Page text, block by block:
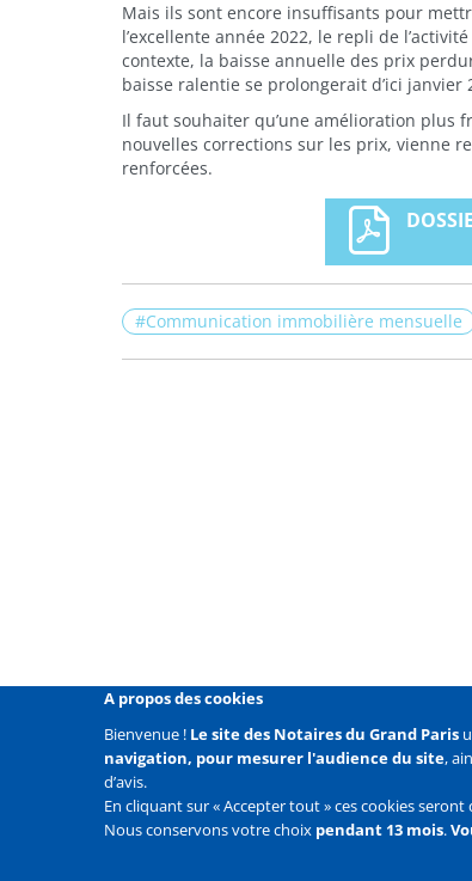
Mais ils sont encore insuffisants pour
l’excellente année 2022, le repli de
contexte, la baisse annuelle des prix
baisse ralentie se prolongerait d’ici janvier
Il faut souhaiter qu’une amélioration plus
nouvelles corrections sur les prix, vienne
renforcées.
Communication immobilière mensuelle
Liens
Mentions légales
Liens
Accueil Contact Plan du site
A propos des cookies
Bienvenue ! Le site des Notaires du Grand Paris
navigation, pour mesurer l'audience du site,
d’avis.
En cliquant sur « Accepter tout » ces cookies
Nous conservons votre choix pendant 13 mois.